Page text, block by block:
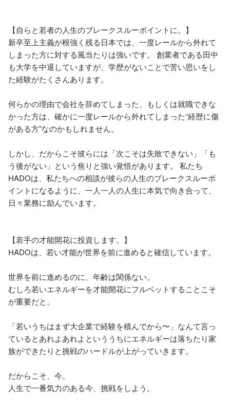
【自らと若者の人生のブレークスルーポイントに。】
新卒至上主義が根強く残る日本では、一度レールから外れて
しまった方に対する風当たりは強いです。 創業者である田中
も大学を中退していますが、学歴がないことで苦い思いをし
た経験がたくさんあります。
何らかの理由で会社を辞めてしまった、もしくは就職できな
かった方は、確かに一度レールから外れてしまった“経歴に傷
がある方”なのかもしれません。
しかし、だからこそ彼らには「次こそは失敗できない」「も
う後がない」という焦りと強い覚悟があります。 私たち
HADOは、私たちへの相談が彼らの人生のブレークスルーポ
イントになるように、一人一人の人生に本気で向き合って、
日々業務に励んでいます。
【若手の才能開花に投資します。】
HADOは、若い才能が世界を前に進めると確信しています。
世界を前に進めるのに、年齢は関係ない。
むしろ若いエネルギーを才能開花にフルベットすることこそ
が重要だと。
「若いうちはまず大企業で経験を積んでから〜」なんて言っ
ているとあれよあれよといううちにエネルギーは落ちたり家
族ができたりと挑戦のハードルが上がっていきます。
だからこそ、今。
人生で一番気力のある今、挑戦をしよう。